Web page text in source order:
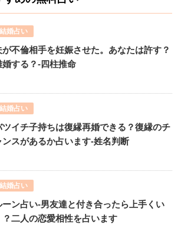
結婚占い
が不倫相手を妊娠させた。あなたは許す？
婚する？-四柱推命
結婚占い
ツイチ子持ちは復縁再婚できる？復縁のチ
ンスがあるか占います-姓名判断
結婚占い
ーン占い-男友達と付き合ったら上手くい
？二人の恋愛相性を占います